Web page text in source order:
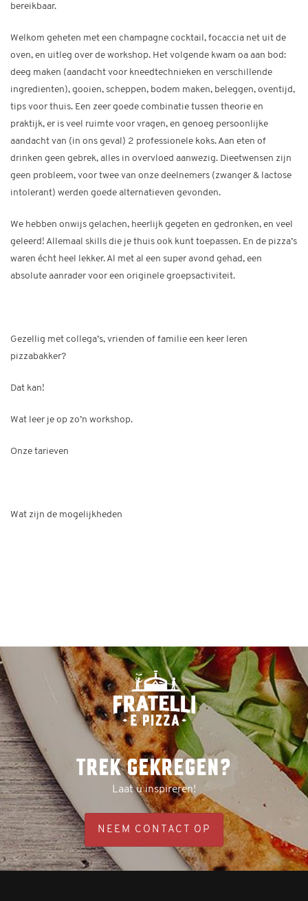
bereikbaar.
Welkom geheten met een champagne cocktail, focaccia net uit de
oven, en uitleg over de workshop. Het volgende kwam oa aan bod:
deeg maken (aandacht voor kneedtechnieken en verschillende
ingredienten), gooien, scheppen, bodem maken, beleggen, oventijd,
tips voor thuis. Een zeer goede combinatie tussen theorie en
praktijk, er is veel ruimte voor vragen, en genoeg persoonlijke
aandacht van (in ons geval) 2 professionele koks. Aan eten of
drinken geen gebrek, alles in overvloed aanwezig. Dieetwensen zijn
geen probleem, voor twee van onze deelnemers (zwanger & lactose
intolerant) werden goede alternatieven gevonden.
We hebben onwijs gelachen, heerlijk gegeten en gedronken, en veel
geleerd! Allemaal skills die je thuis ook kunt toepassen. En de pizza’s
waren écht heel lekker. Al met al een super avond gehad, een
absolute aanrader voor een originele groepsactiviteit.
Gezellig met collega’s, vrienden of familie een keer leren
pizzabakker?
Dat kan!
Wat leer je op zo’n workshop.
Onze tarieven
Wat zijn de mogelijkheden
TREK GEKREGEN?
Laat u inspireren!
NEEM CONTACT OP